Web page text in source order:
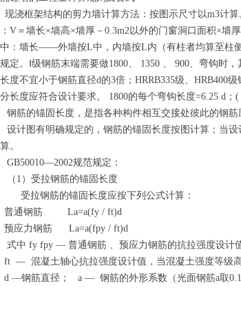
现浇框架结构的剪力墙计算方法：按图示尺寸以m3计
V＝墙长×墙高×墙厚－0.3m2以外的门窗洞口面积×墙厚
：墙长——外墙按L中，内墙按L内（有柱者均算至
定。
Ⅰ级钢筋末端需要做1800、 1350 、 900、弯钩时
度不宜小于钢筋直径d的3倍；HRRB335级、HRB400
长度应符合设计要求。 1800的每个弯钩长度=6.25 d；
钢筋的锚固长度，是指各种构件相互交接处彼此的钢筋
设计图有明确规定的，钢筋的锚固长度按图计算；当
。
GB50010—2002规范规定：
（1）受拉钢筋的锚固长度
受拉钢筋的锚固长度应按下列公式计算：
通钢筋 La=a(fy / ft)d
应力钢筋 La=a(fpy / ft)d
式中 fy fpy — 普通钢筋 、预应力钢筋的抗拉强度设计
— 混凝土轴心抗拉强度设计值，当混凝土强度等级高
—钢筋直径； a — 钢筋的外形系数（光面钢筋a取0.16